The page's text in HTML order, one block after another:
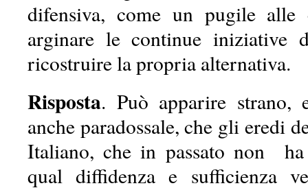
difensiva, come un pugile alle
arginare le continue iniziative
ricostruire la propria alternativa.
Risposta. Può apparire strano,
anche paradossale, che gli eredi
Italiano, che in passato non
qual diffidenza e sufficienza